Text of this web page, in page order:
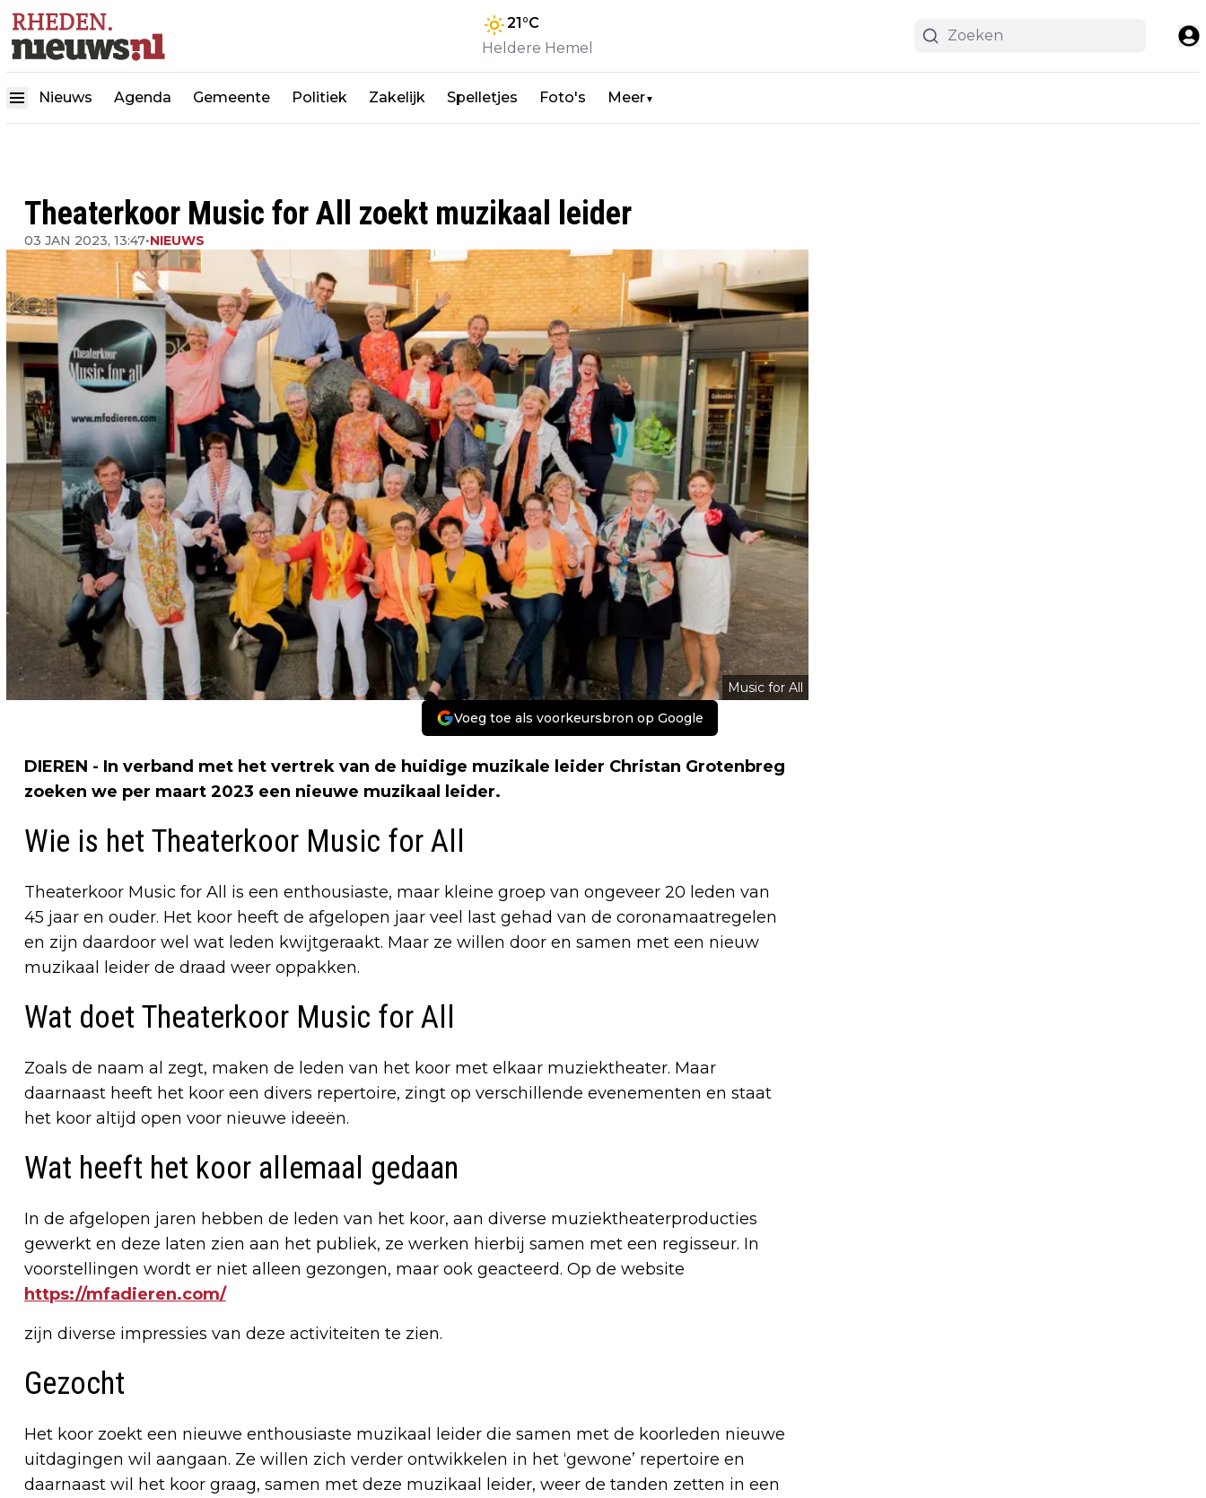
21°C
Heldere Hemel
Nieuws Agenda Gemeente Politiek Zakelijk Spelletjes Foto's Meer▼
Theaterkoor Music for All zoekt muzikaal leider
03 JAN 2023, 13:47•NIEUWS
Music for All
Voeg toe als voorkeursbron op Google
DIEREN - In verband met het vertrek van de huidige muzikale leider Christan Grotenbreg
zoeken we per maart 2023 een nieuwe muzikaal leider.
Wie is het Theaterkoor Music for All
Theaterkoor Music for All is een enthousiaste, maar kleine groep van ongeveer 20 leden van
45 jaar en ouder. Het koor heeft de afgelopen jaar veel last gehad van de coronamaatregelen
en zijn daardoor wel wat leden kwijtgeraakt. Maar ze willen door en samen met een nieuw
muzikaal leider de draad weer oppakken.
Wat doet Theaterkoor Music for All
Zoals de naam al zegt, maken de leden van het koor met elkaar muziektheater. Maar
daarnaast heeft het koor een divers repertoire, zingt op verschillende evenementen en staat
het koor altijd open voor nieuwe ideeën.
Wat heeft het koor allemaal gedaan
In de afgelopen jaren hebben de leden van het koor, aan diverse muziektheaterproducties
gewerkt en deze laten zien aan het publiek, ze werken hierbij samen met een regisseur. In
voorstellingen wordt er niet alleen gezongen, maar ook geacteerd. Op de website
https://mfadieren.com/
zijn diverse impressies van deze activiteiten te zien.
Gezocht
Het koor zoekt een nieuwe enthousiaste muzikaal leider die samen met de koorleden nieuwe
uitdagingen wil aangaan. Ze willen zich verder ontwikkelen in het ‘gewone’ repertoire en
daarnaast wil het koor graag, samen met deze muzikaal leider, weer de tanden zetten in een